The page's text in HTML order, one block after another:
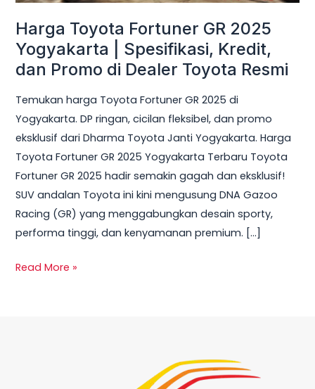
Harga Toyota Fortuner GR 2025
Yogyakarta | Spesifikasi, Kredit,
dan Promo di Dealer Toyota Resmi
Temukan harga Toyota Fortuner GR 2025 di
Yogyakarta. DP ringan, cicilan fleksibel, dan promo
eksklusif dari Dharma Toyota Janti Yogyakarta. Harga
Toyota Fortuner GR 2025 Yogyakarta Terbaru Toyota
Fortuner GR 2025 hadir semakin gagah dan eksklusif!
SUV andalan Toyota ini kini mengusung DNA Gazoo
Racing (GR) yang menggabungkan desain sporty,
performa tinggi, dan kenyamanan premium. […]
Spesifikasi,
Kredit,
dan
Promo
Dealer
Toyota
Resmi
Read More »